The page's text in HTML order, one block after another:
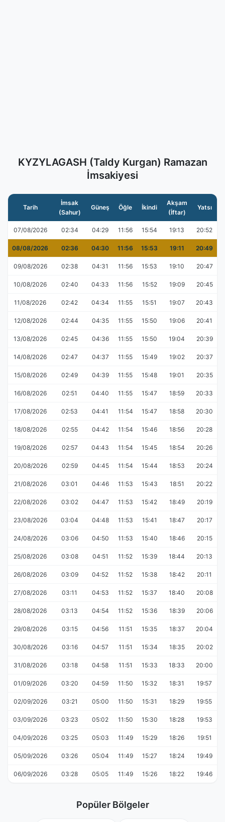
KYZYLAGASH (Taldy Kurgan) Ramazan
İmsakiyesi
Tarih
İmsak
(Sahur)
Güneş Öğle İkindi
Akşam
(İftar)
Yatsı
07/08/2026 02:34 04:29 11:56 15:54 19:13 20:52
08/08/2026 02:36 04:30 11:56 15:53 19:11 20:49
09/08/2026 02:38 04:31 11:56 15:53 19:10 20:47
10/08/2026 02:40 04:33 11:56 15:52 19:09 20:45
11/08/2026 02:42 04:34 11:55 15:51 19:07 20:43
12/08/2026 02:44 04:35 11:55 15:50 19:06 20:41
13/08/2026 02:45 04:36 11:55 15:50 19:04 20:39
14/08/2026 02:47 04:37 11:55 15:49 19:02 20:37
15/08/2026 02:49 04:39 11:55 15:48 19:01 20:35
16/08/2026 02:51 04:40 11:55 15:47 18:59 20:33
17/08/2026 02:53 04:41 11:54 15:47 18:58 20:30
18/08/2026 02:55 04:42 11:54 15:46 18:56 20:28
19/08/2026 02:57 04:43 11:54 15:45 18:54 20:26
20/08/2026 02:59 04:45 11:54 15:44 18:53 20:24
21/08/2026 03:01 04:46 11:53 15:43 18:51 20:22
22/08/2026 03:02 04:47 11:53 15:42 18:49 20:19
23/08/2026 03:04 04:48 11:53 15:41 18:47 20:17
24/08/2026 03:06 04:50 11:53 15:40 18:46 20:15
25/08/2026 03:08 04:51 11:52 15:39 18:44 20:13
26/08/2026 03:09 04:52 11:52 15:38 18:42 20:11
27/08/2026 03:11 04:53 11:52 15:37 18:40 20:08
28/08/2026 03:13 04:54 11:52 15:36 18:39 20:06
29/08/2026 03:15 04:56 11:51 15:35 18:37 20:04
30/08/2026 03:16 04:57 11:51 15:34 18:35 20:02
31/08/2026 03:18 04:58 11:51 15:33 18:33 20:00
01/09/2026 03:20 04:59 11:50 15:32 18:31 19:57
02/09/2026 03:21 05:00 11:50 15:31 18:29 19:55
03/09/2026 03:23 05:02 11:50 15:30 18:28 19:53
04/09/2026 03:25 05:03 11:49 15:29 18:26 19:51
05/09/2026 03:26 05:04 11:49 15:27 18:24 19:49
06/09/2026 03:28 05:05 11:49 15:26 18:22 19:46
Popüler Bölgeler